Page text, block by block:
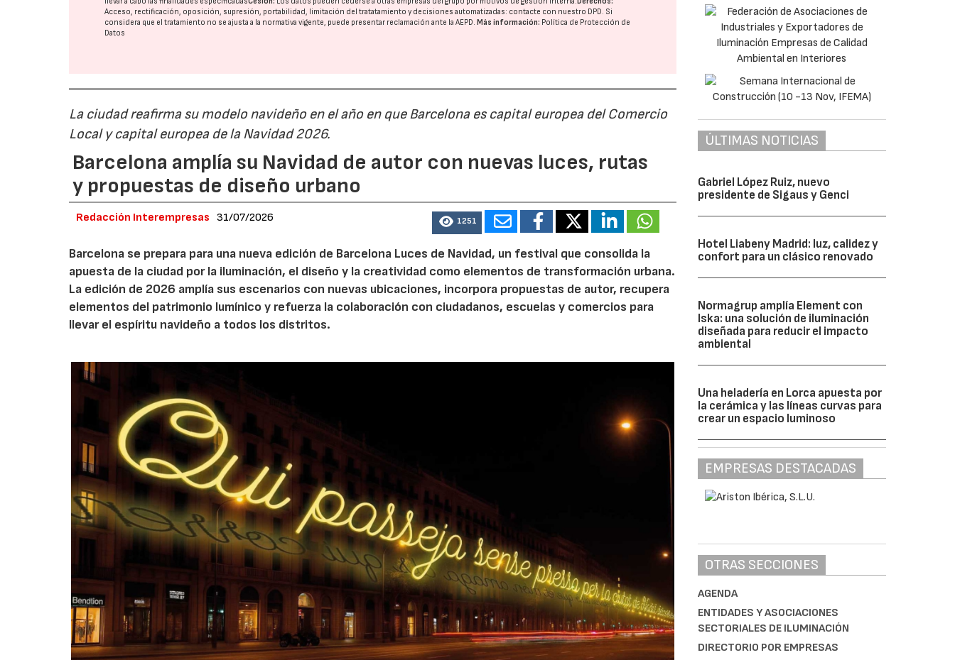
Acceso, rectificación, oposición, supresión, portabilidad, limitación del tratatamiento y decisiones automatizadas: contacte con nuestro DPD. Si
considera que el tratamiento no se ajusta a la normativa vigente, puede presentar reclamación ante laAEPD. Más información: Política de Protección de
Datos
La ciudad reafirma su modelo navideño en el año en que Barcelona es capital europea del Comercio
Local y capital europea de la Navidad 2026.
Barcelona amplía su Navidad de autor con nuevas luces, rutas
y propuestas de diseño urbano
Redacción Interempresas 31/07/2026 1251
Barcelona se prepara para una nueva edición de Barcelona Luces de Navidad, un festival que consolida la
apuesta de la ciudad por la iluminación, el diseño y la creatividad como elementos de transformación urbana.
La edición de 2026 amplía sus escenarios con nuevas ubicaciones, incorpora propuestas de autor, recupera
elementos del patrimonio lumínico y refuerza la colaboración con ciudadanos, escuelas y comercios para
llevar el espíritu navideño a todos los distritos.
ÚLTIMAS NOTICIAS
Gabriel López Ruiz, nuevo
presidente de Sigaus y Genci
Hotel Liabeny Madrid: luz, calidez y
confort para un clásico renovado
Normagrup amplía Element con
Iska: una solución de iluminación
diseñada para reducir el impacto
ambiental
Una heladería en Lorca apuesta por
la cerámica y las líneas curvas para
crear un espacio luminoso
EMPRESAS DESTACADAS
OTRAS SECCIONES
AGENDA
ENTIDADES Y ASOCIACIONES
SECTORIALES DE ILUMINACIÓN
DIRECTORIO POR EMPRESAS